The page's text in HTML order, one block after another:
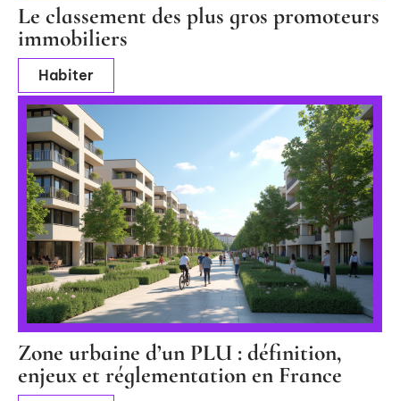
Le classement des plus gros promoteurs
immobiliers
Habiter
Zone urbaine d’un PLU : définition,
enjeux et réglementation en France